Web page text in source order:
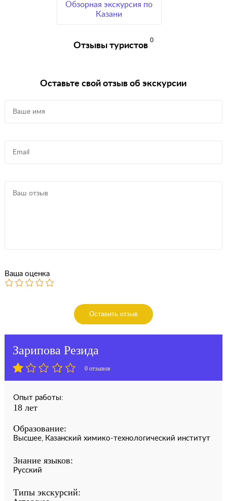
Обзорная экскурсия по
Казани
Отзывы туристов
0
Оставьте свой отзыв об экскурсии
Ваша оценка
Оставить отзыв
Зарипова Резида
0 отзывов
Опыт работы:
18 лет
Образование:
Высшее, Казанский химико-технологический институт
Знание языков:
Русский
Типы экскурсий: